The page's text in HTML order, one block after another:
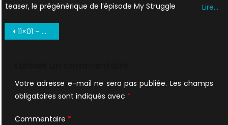
teaser, le prégénérique de l’épisode My Struggle Lire…
Navigation
11×01 – My Struggle III, le récap’
Votre adresse e-mail ne sera pas publiée. Les champs
obligatoires sont indiqués avec *
Commentaire *